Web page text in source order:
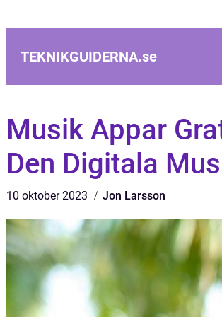
TEKNIKGUIDERNA.se
Musik Appar
Den Digitala
10 oktober 2023 Jon Larsson